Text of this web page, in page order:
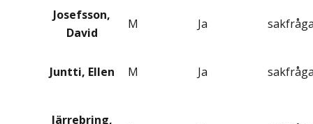
Josefsson,
David
M Ja
Juntti, Ellen M Ja
Järrebring,